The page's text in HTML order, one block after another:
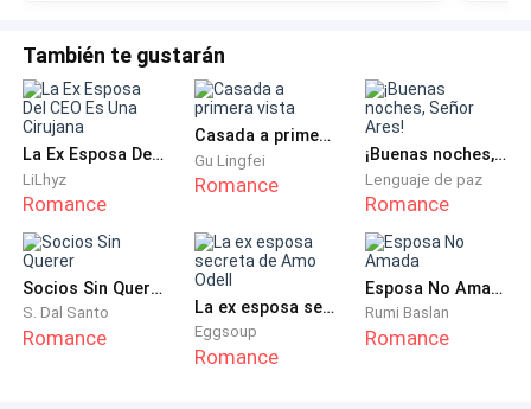
millonarios.
Abrió la incubadora y la observó, su hija tenía la piel
muy pálida y se veía enferma. No podía dejarla morir,
no podía hacerlo.
Le dio un último beso de despedida y la cargó hasta la
incubadora de la otra niña y con cuidado cambió el
costoso trajecito de la niña millonaria y se lo puso a la
suya, luego cambió las etiquetas con los nombres.
También te gustarán
La Ex Esposa Del CEO Es Una Cirujana
LiLhyz
Romance
Casada a primera vista
Gu Lingfei
Romance
¡Buenas noches, Señor Ares!
Lenguaje de paz
Romance
Socios Sin Querer
S. Dal Santo
Romance
La ex esposa secreta de Amo Odell
Eggsoup
Romance
Esposa No Amada
Rumi Baslan
Romance